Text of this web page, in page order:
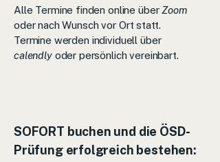
Alle Termine finden online über Zoom
oder nach Wunsch vor Ort statt.
Termine werden individuell über
calendlyoder persönlich vereinbart.
SOFORT buchen und die ÖSD-
Prüfung erfolgreich bestehen: